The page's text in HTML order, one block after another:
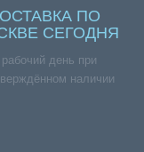
ПО
СЕГОДНЯ
рабочий день при
наличии